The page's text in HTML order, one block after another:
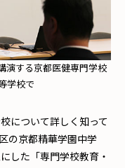
演する京都医健専門学校
学校で
について詳しく知って
の京都精華学園中学
した「専門学校教育・